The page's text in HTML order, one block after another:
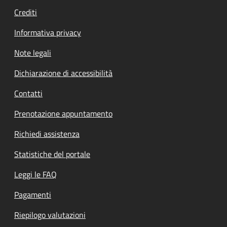
Crediti
Informativa privacy
Note legali
Dichiarazione di accessibilità
Contatti
Prenotazione appuntamento
Richiedi assistenza
Statistiche del portale
Leggi le FAQ
Pagamenti
Riepilogo valutazioni